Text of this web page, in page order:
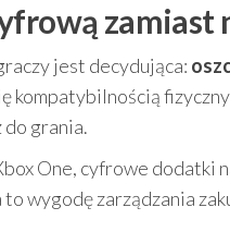
zamiast
jest decydująca:
kompatybilnością
do grania.
One, cyfrowe dodatki
wygodę zarządzania